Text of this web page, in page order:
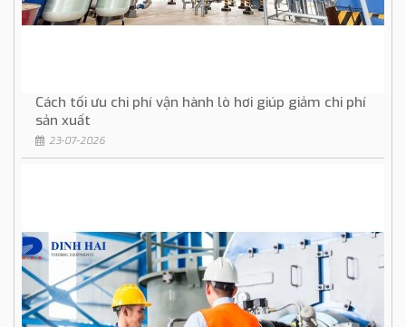
Cách tối ưu chi phí vận hành lò hơi giúp giảm chi phí
sản xuất
23-07-2026